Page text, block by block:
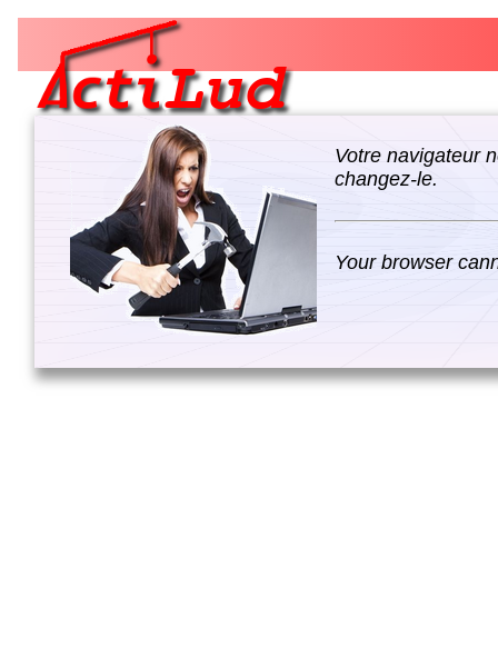
Votre navigateur
changez-le.
Your browser